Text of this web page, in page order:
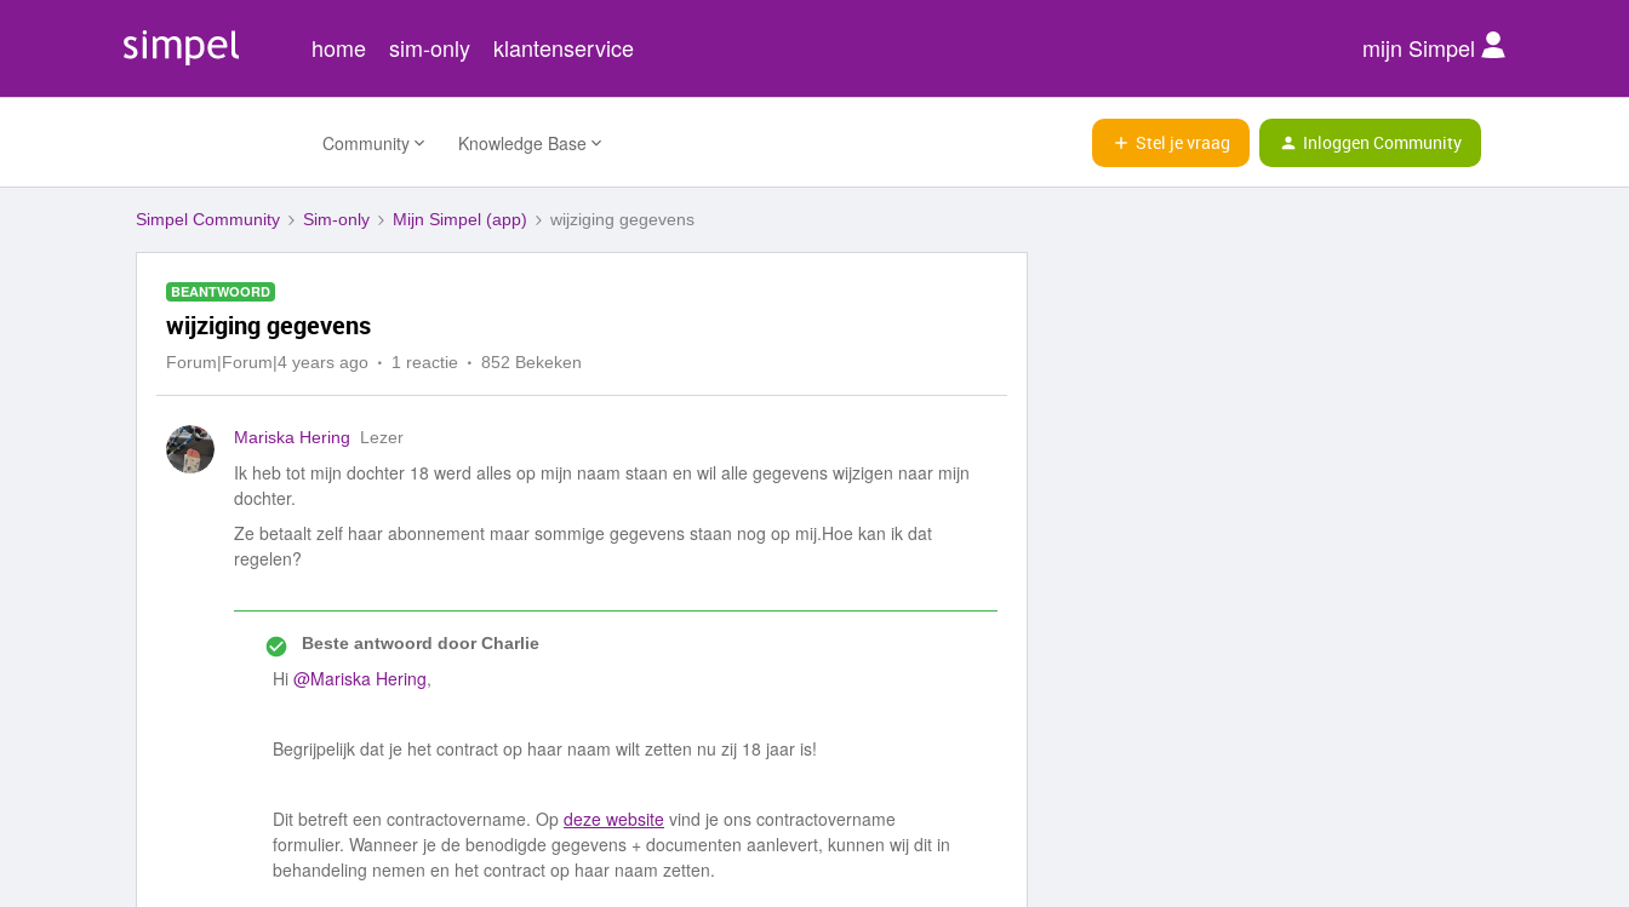
home sim-only klantenservice mijn Simpel
Community Knowledge Base Stel je vraag Inloggen Community
Simpel Community Sim-only Mijn Simpel (app) wijziging gegevens
BEANTWOORD
wijziging gegevens
Forum|Forum|4 years ago 1 reactie 852 Bekeken
Mariska Hering Lezer
Ik heb tot mijn dochter 18 werd alles op mijn naam staan en wil alle gegevens wijzigen naar mijn
dochter.
Ze betaalt zelf haar abonnement maar sommige gegevens staan nog op mij.Hoe kan ik dat
regelen?
Beste antwoord doorCharlie
Hi @Mariska Hering,
Begrijpelijk dat je het contract op haar naam wilt zetten nu zij 18 jaar is!
Dit betreft een contractovername. Op deze website vind je ons contractovername
formulier. Wanneer je de benodigde gegevens + documenten aanlevert, kunnen wij dit in
behandeling nemen en het contract op haar naam zetten.